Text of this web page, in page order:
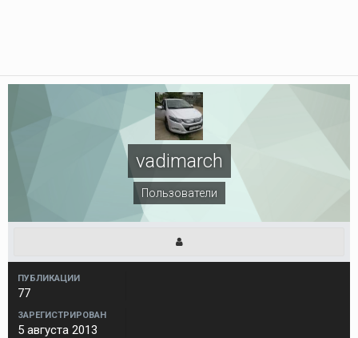
vadimarch
Пользователи
ПУБЛИКАЦИИ
77
ЗАРЕГИСТРИРОВАН
5 августа 2013